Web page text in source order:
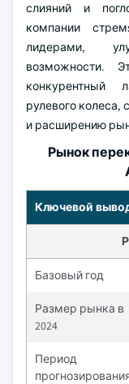
слияний и
компании
лидерами,
возможности.
конкурентный
рулевого
и расширению
Рынок
Ключевой
Базовый год
Размер рынка в
2024
Период